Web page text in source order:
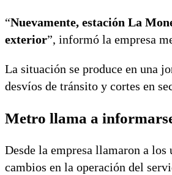
“Nuevamente, estación La
exterior”, informó la empresa
La situación se produce en una
desvíos de tránsito y cortes en
Metro llama a
Desde la empresa llamaron a los
cambios en la operación del